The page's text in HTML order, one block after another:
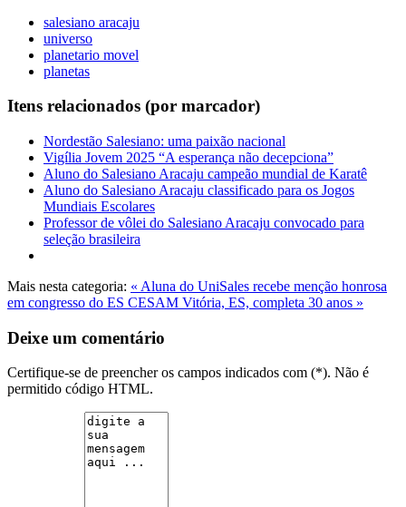
salesiano aracaju
universo
planetario movel
planetas
Itens relacionados (por marcador)
Nordestão Salesiano: uma paixão nacional
Vigília Jovem 2025 “A esperança não decepciona”
Aluno do Salesiano Aracaju campeão mundial de Karatê
Aluno do Salesiano Aracaju classificado para os Jogos
Mundiais Escolares
Professor de vôlei do Salesiano Aracaju convocado para
seleção brasileira
Mais nesta categoria: « Aluna do UniSales recebe menção honrosa
em congresso do ES CESAM Vitória, ES, completa 30 anos »
Deixe um comentário
Certifique-se de preencher os campos indicados com (*). Não é
permitido código HTML.